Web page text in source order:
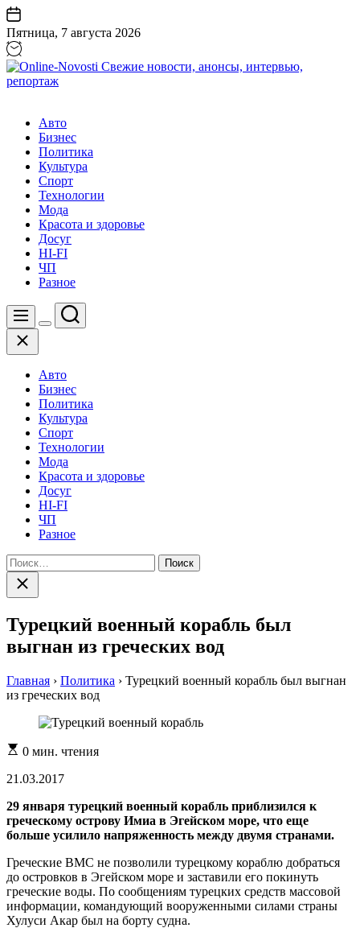
Перейти
к
содержанию
Пятница, 7 августа 2026
Свежие
новости,
анонсы,
интервью,
репортаж
Авто
Бизнес
Политика
Культура
Спорт
Технологии
Мода
Красота и здоровье
Досуг
HI-FI
ЧП
Разное
Меню
Цвет
Поиск
Закрыть
Авто
Бизнес
Политика
Культура
Спорт
Технологии
Мода
Красота и здоровье
Досуг
HI-FI
ЧП
Разное
Найти:
Закрыть
поиск
Турецкий военный корабль был
выгнан из греческих вод
Главная › Политика › Турецкий военный корабль был выгнан
из греческих вод
Расчетное
чтения
0 мин. чтения
21.03.2017
29 января турецкий военный корабль приблизился к
греческому острову Имиа в Эгейском море, что еще
больше усилило напряженность между двумя странами.
Греческие ВМС не позволили турецкому кораблю добраться
до островков в Эгейском море и заставили его покинуть
греческие воды. По сообщениям турецких средств массовой
информации, командующий вооруженными силами страны
Хулуси Акар был на борту судна.